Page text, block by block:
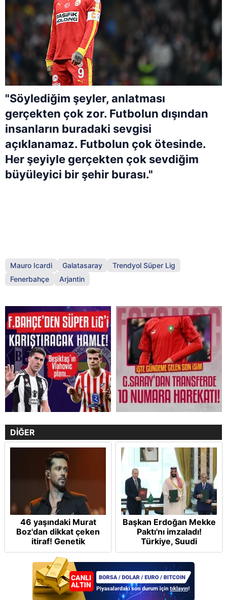
"Söylediğim şeyler, anlatması
gerçekten çok zor. Futbolun dışından
insanların buradaki sevgisi
açıklanamaz. Futbolun çok ötesinde.
Her şeyiyle gerçekten çok sevdiğim
büyüleyici bir şehir burası."
Mauro Icardi Galatasaray
Trendyol Süper Lig
Fenerbahçe
Arjantin
DİĞER
46 yaşındaki Murat
Boz'dan dikkat çeken
itiraf! Genetik
korkusunu açıkladı
Başkan Erdoğan Mekke
Paktı'nı imzaladı!
Türkiye, Suudi
Arabistan ve
Pakistan'dan stratejik
güvenlik adımı:
Anlaşmanın tüm
detayları